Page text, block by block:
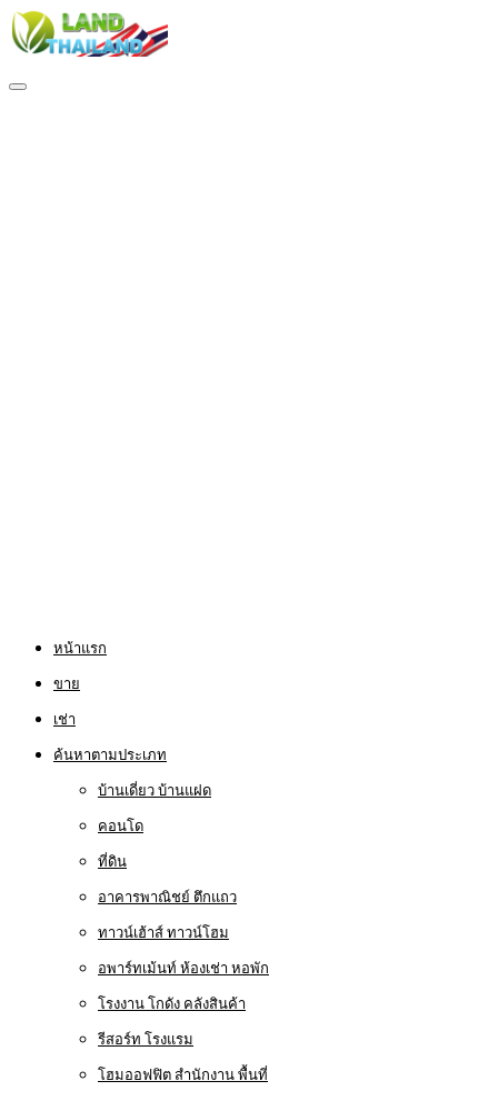
หน้าแรก
ขาย
เช่า
ค้นหาตามประเภท
บ้านเดี่ยว บ้านแฝด
คอนโด
ที่ดิน
อาคารพาณิชย์ ตึกแถว
ทาวน์เฮ้าส์ ทาวน์โฮม
อพาร์ทเม้นท์ ห้องเช่า หอพัก
โรงงาน โกดัง คลังสินค้า
รีสอร์ท โรงแรม
โฮมออฟฟิต สำนักงาน พื้นที่